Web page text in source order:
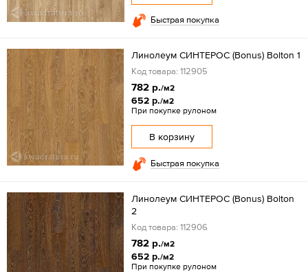
Быстрая покупка
Линолеум СИНТЕРОС (Bonus) Bolton 1
Код товара: 112905
782 р./м2
652 р./м2
При покупке рулоном
В корзину
Быстрая покупка
Линолеум СИНТЕРОС (Bonus) Bolton
2
Код товара: 112906
782 р./м2
652 р./м2
При покупке рулоном